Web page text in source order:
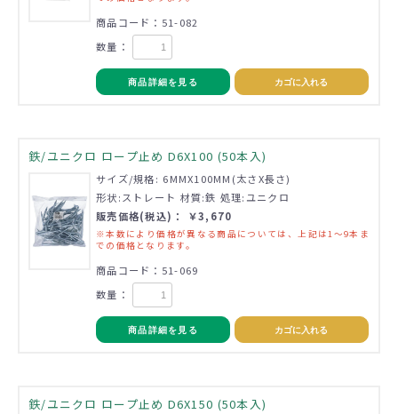
商品コード：51-082
数量：
商品詳細を見る カゴに入れる
鉄/ユニクロ ロープ止め D6X100 (50本入)
サイズ/規格: 6MMX100MM(太さX長さ)
形状:ストレート 材質:鉄 処理:ユニクロ
販売価格(税込)： ￥3,670
※本数により価格が異なる商品については、上記は1～9本ま
での価格となります。
商品コード：51-069
数量：
商品詳細を見る カゴに入れる
鉄/ユニクロ ロープ止め D6X150 (50本入)